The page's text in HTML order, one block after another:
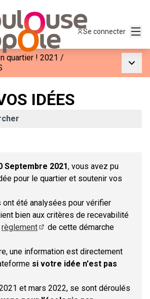
Se connecter
quartier ! 2021 /
IDÉES
Septembre 2021, vous avez pu
pour le quartier et soutenir vos
été analysées pour vérifier
bien aux critères de recevabilité
règlement
de cette démarche
une information est directement
si votre idée n'est pas
et mars 2022, se sont déroulés